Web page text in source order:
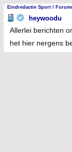
Eindredactie Sport /
heywoodu
Allerlei berichten
het hier nergens